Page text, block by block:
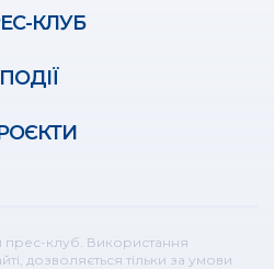
КЛУБ
ПОДІЇ
прес-клуб. Використання
дозволяється тільки за умови